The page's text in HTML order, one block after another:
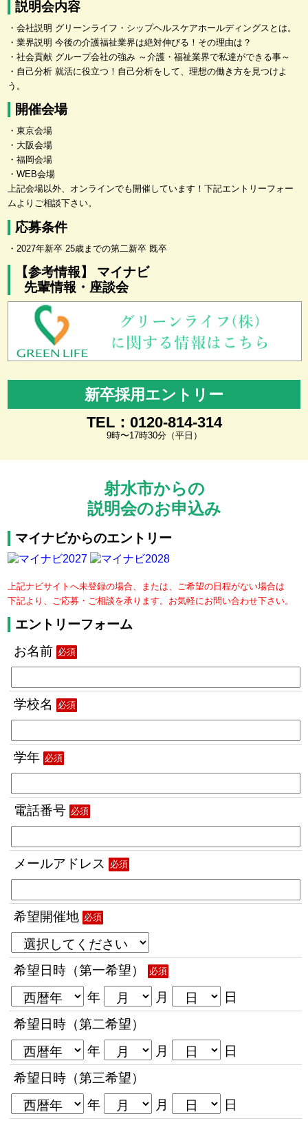
説明会内容
・会社説明 グリーンライフ・シップヘルスケアホールディングスとは。
・業界説明 今後の介護福祉業界は絶対伸びる！その理由は？
・社会貢献 グループ会社の強み ～介護・福祉業界で私達ができる事～
・自己分析 就活に役立つ！自己分析をして、理想の働き方を見つけよ
う。
開催会場
・東京会場
・大阪会場
・福岡会場
・WEB会場
上記会場以外、オンラインでも開催しています！下記エントリーフォー
ムよりご相談下さい。
応募条件
・2027年新卒 25歳までの第二新卒 既卒
【参考情報】 マイナビ
先輩情報・座談会
新卒採用エントリー
TEL：0120-814-314
9時〜17時30分（平日）
射水市からの
説明会のお申込み
マイナビからのエントリー
上記ナビサイトへ未登録の場合、または、ご希望の日程がない場合は
下記より、ご応募・ご相談を承ります。お気軽にお問い合わせ下さい。
エントリーフォーム
お名前 必須
学校名 必須
学年 必須
電話番号 必須
メールアドレス 必須
希望開催地 必須
希望日時（第一希望） 必須
年 月
日
希望日時（第二希望）
年
月
日
希望日時（第三希望）
年
月
日